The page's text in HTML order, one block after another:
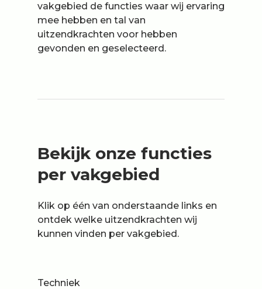
vakgebied de functies waar wij ervaring
mee hebben en tal van
uitzendkrachten voor hebben
gevonden en geselecteerd.
Bekijk onze functies
per vakgebied
Klik op één van onderstaande links en
ontdek welke uitzendkrachten wij
kunnen vinden per vakgebied.
Techniek